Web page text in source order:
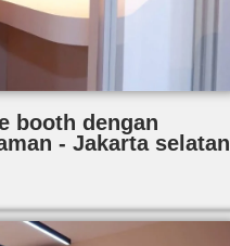
booth dengan
- Jakarta selatan